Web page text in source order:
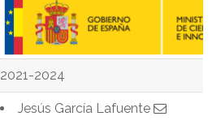
2021-2024
Jesús García Lafuente